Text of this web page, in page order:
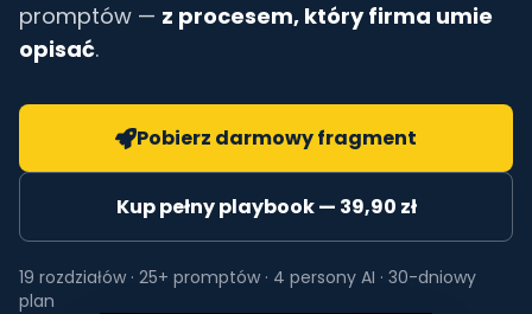
promptów — z procesem, który firma umie
opisać.
Pobierz darmowy fragment
Kup pełny playbook — 39,90 zł
19 rozdziałów · 25+ promptów · 4 persony AI · 30-dniowy
plan